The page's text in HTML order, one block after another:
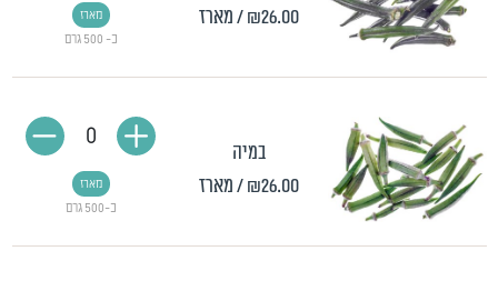
₪26.00/ מארז
כ- 500 גרם
מארז
במיה
₪26.00/ מארז
כ-500 גרם
מארז
0